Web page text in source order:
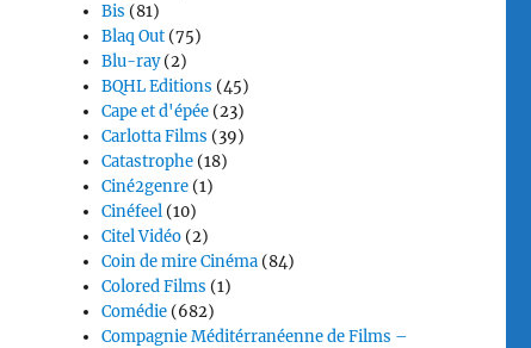
Bis (81)
Blaq Out (75)
Blu-ray(2)
BQHL Editions (45)
Cape et d'épée (23)
Carlotta Films (39)
Catastrophe (18)
Ciné2genre (1)
Cinéfeel (10)
Citel Vidéo (2)
Coin de mire Cinéma (84)
Colored Films (1)
Comédie (682)
Compagnie Méditérranéenne de Films –